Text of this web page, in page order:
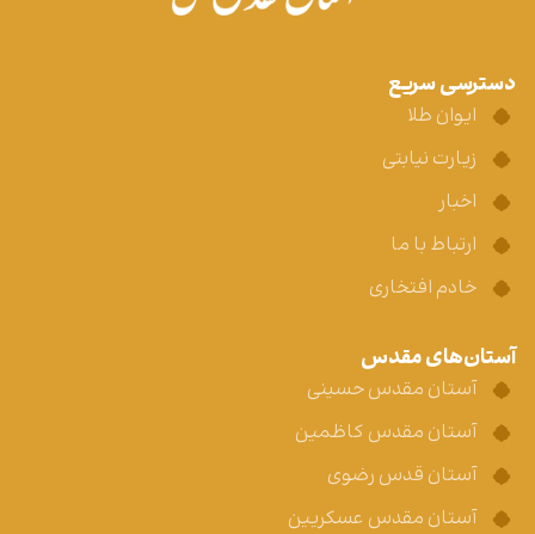
دسترسی سریع
ایوان طلا
زیارت نیابتی
اخبار
ارتباط با ما
خادم افتخاری
آستان‌های مقدس
آستان مقدس حسینی
آستان مقدس کاظمین
آستان قدس رضوی
آستان مقدس عسکریین